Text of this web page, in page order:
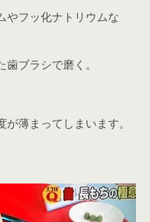
やフッ化ナトリウムな
ブラシで磨く。
薄まってしまいます。